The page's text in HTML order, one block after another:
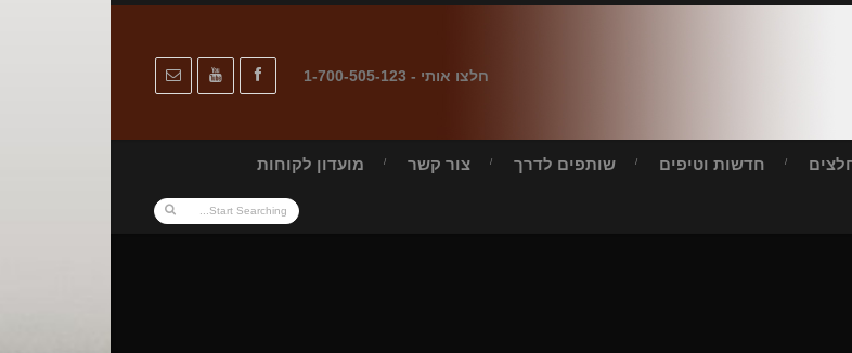
חלצו אותי - 1-700-505-123
חדשות וטיפים שותפים לדרך צור קשר מועדון לקוחות